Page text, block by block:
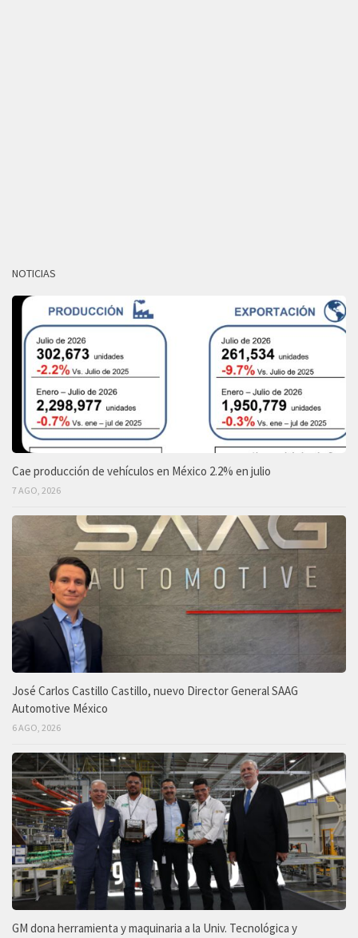
NOTICIAS
Cae producción de vehículos en México 2.2% en julio
7 AGO, 2026
José Carlos Castillo Castillo, nuevo Director General SAAG
Automotive México
6 AGO, 2026
GM dona herramienta y maquinaria a la Univ. Tecnológica y